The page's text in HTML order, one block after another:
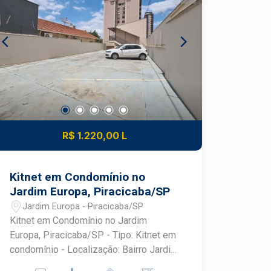
climatizada - Ambientes climatizados
R$ 1.220,00 L
Kitnet em Condomínio no
Jardim Europa, Piracicaba/SP
Jardim Europa - Piracicaba/SP
Kitnet em Condomínio no Jardim
Europa, Piracicaba/SP - Tipo: Kitnet em
condomínio - Localização: Bairro Jardim